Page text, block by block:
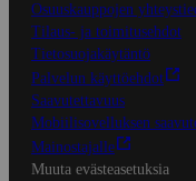
Osuuskauppojen
Tilaus- ja toimitusehdot
Tietosuojakäytäntö
Palvelun käyttöehdot
Saavutettavuus
Mobiilisovelluksen
Mainostajalle
Muuta evästeasetuksia